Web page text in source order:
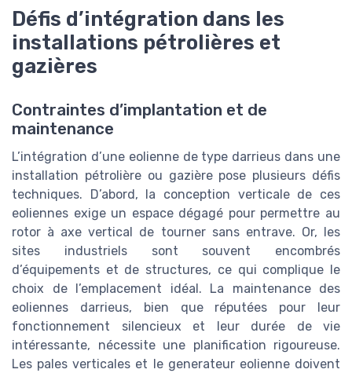
Défis d’intégration dans les
installations pétrolières et
gazières
Contraintes d’implantation et de
maintenance
L’intégration d’une eolienne de type darrieus dans une
installation pétrolière ou gazière pose plusieurs défis
techniques. D’abord, la conception verticale de ces
eoliennes exige un espace dégagé pour permettre au
rotor à axe vertical de tourner sans entrave. Or, les
sites industriels sont souvent encombrés
d’équipements et de structures, ce qui complique le
choix de l’emplacement idéal. La maintenance des
eoliennes darrieus, bien que réputées pour leur
fonctionnement silencieux et leur durée de vie
intéressante, nécessite une planification rigoureuse.
Les pales verticales et le generateur eolienne doivent